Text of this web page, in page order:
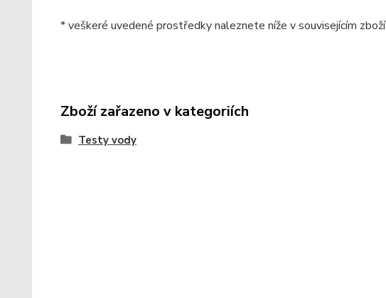
* veškeré uvedené prostředky naleznete níže v souvisejícím zboží
Zboží zařazeno v kategoriích
Testy vody